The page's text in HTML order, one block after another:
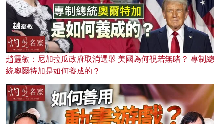
趙靈敏：尼加拉瓜政府取消選舉 美國為何視若無睹？ 專制總
統奧爾特加是如何養成的？